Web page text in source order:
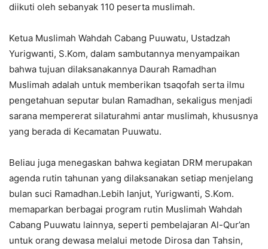
diikuti oleh sebanyak 110 peserta muslimah.
Ketua Muslimah Wahdah Cabang Puuwatu, Ustadzah
Yurigwanti, S.Kom, dalam sambutannya menyampaikan
bahwa tujuan dilaksanakannya Daurah Ramadhan
Muslimah adalah untuk memberikan tsaqofah serta ilmu
pengetahuan seputar bulan Ramadhan, sekaligus menjadi
sarana mempererat silaturahmi antar muslimah, khususnya
yang berada di Kecamatan Puuwatu.
Beliau juga menegaskan bahwa kegiatan DRM merupakan
agenda rutin tahunan yang dilaksanakan setiap menjelang
bulan suci Ramadhan.Lebih lanjut, Yurigwanti, S.Kom.
memaparkan berbagai program rutin Muslimah Wahdah
Cabang Puuwatu lainnya, seperti pembelajaran Al-Qur’an
untuk orang dewasa melalui metode Dirosa dan Tahsin,